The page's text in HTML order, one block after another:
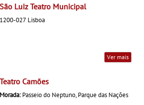
São Luiz Teatro Municipal
1200-027 Lisboa
Ver mais
Teatro Camões
Morada: Passeio do Neptuno, Parque das Nações